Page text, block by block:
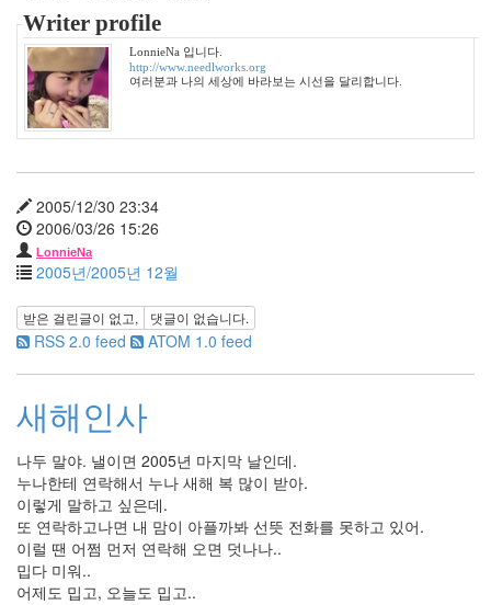
Writer profile
LonnieNa 입니다.
http://www.needlworks.org
여러분과 나의 세상에 바라보는 시선을 달리합니다.
2005/12/30 23:34
2006/03/26 15:26
LonnieNa
2005년/2005년 12월
받은 걸린글이 없고, 댓글이 없습니다.
RSS 2.0 feed ATOM 1.0 feed
새해인사
나두 말야. 낼이면 2005년 마지막 날인데.
누나한테 연락해서 누나 새해 복 많이 받아.
이렇게 말하고 싶은데.
또 연락하고나면 내 맘이 아플까봐 선뜻 전화를 못하고 있어.
이럴 땐 어쩜 먼저 연락해 오면 덧나나..
밉다 미워..
어제도 밉고, 오늘도 밉고..
월
27
2006
년
292
2006
1
월
42
2006
년
2
월
45
2006
년
월
35
2006
년
4
월
25
2006
년